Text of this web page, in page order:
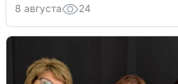
8 августа 24